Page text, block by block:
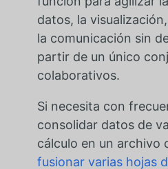
datos, la
la comunicación sin
partir de un único
colaborativos.
Si necesita con
consolidar datos de
cálculo en un archivo
fusionar varias hojas